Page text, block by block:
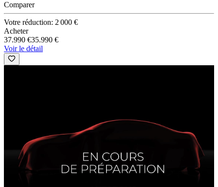
Comparer
Votre réduction: 2 000 €
Acheter
37.990 €35.990 €
Voir le détail